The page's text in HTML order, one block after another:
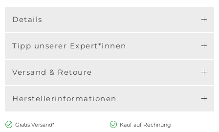
Details
Tipp unserer Expert*innen
Versand & Retoure
Herstellerinformationen
Gratis Versand*
Kauf auf Rechnung